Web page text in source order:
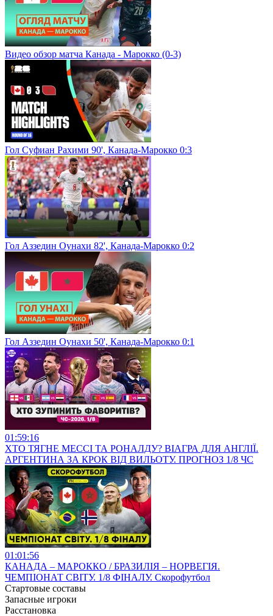
Видео обзор матча Канада - Марокко (0-3)
Гол Суфиан Рахими 90', Канада-Марокко 0:3
Гол Аззедин Оунахи 82', Канада-Марокко 0:2
Гол Аззедин Оунахи 50', Канада-Марокко 0:1
01:59:16
ХТО ТЯГНЕ МЕССІ ТА РОНАЛДУ? ВІАГРА ДЛЯ АНГЛІЇ.
АРГЕНТИНА ЗА КРОК ВІД ВИЛЬОТУ. ПРОГНОЗ 1/8 ЧС
01:01:56
КАНАДА – МАРОККО / БРАЗИЛІЯ – НОРВЕГІЯ.
ЧЕМПІОНАТ СВІТУ. 1/8 ФІНАЛУ. Скорофутбол
Стартовые составы
Запасные игроки
Расстановка